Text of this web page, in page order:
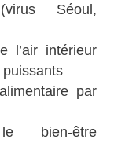
Séoul,
l’air intérieur
puissants
par
bien-être